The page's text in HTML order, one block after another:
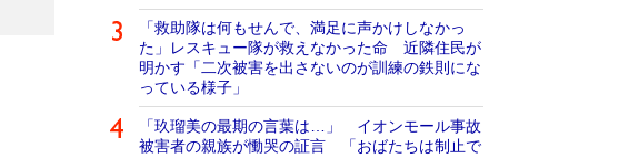
「救助隊は何もせんで、満足に声かけしなかっ
た」レスキュー隊が救えなかった命 近隣住民が
明かす「二次被害を出さないのが訓練の鉄則にな
っている様子」
「玖瑠美の最期の言葉は…」 イオンモール事故
被害者の親族が慟哭の証言 「おばたちは制止で